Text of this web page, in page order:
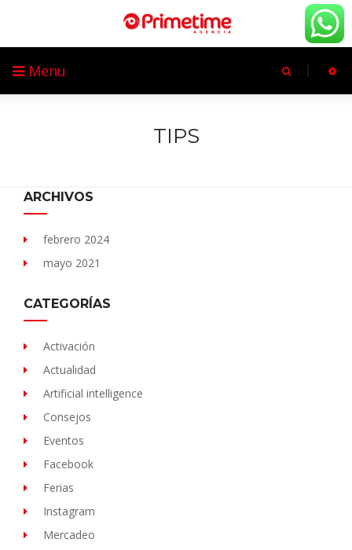
Menu
TIPS
ARCHIVOS
febrero 2024
mayo 2021
CATEGORÍAS
Activación
Actualidad
Artificial intelligence
Consejos
Eventos
Facebook
Ferias
Instagram
Mercadeo